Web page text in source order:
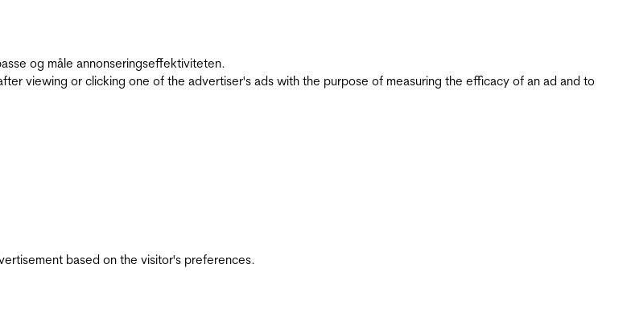
og måle annonseringseffektiviteten.
viewing or clicking one of the advertiser's ads with the purpose of measuring the efficacy of an ad and to
based on the visitor's preferences.